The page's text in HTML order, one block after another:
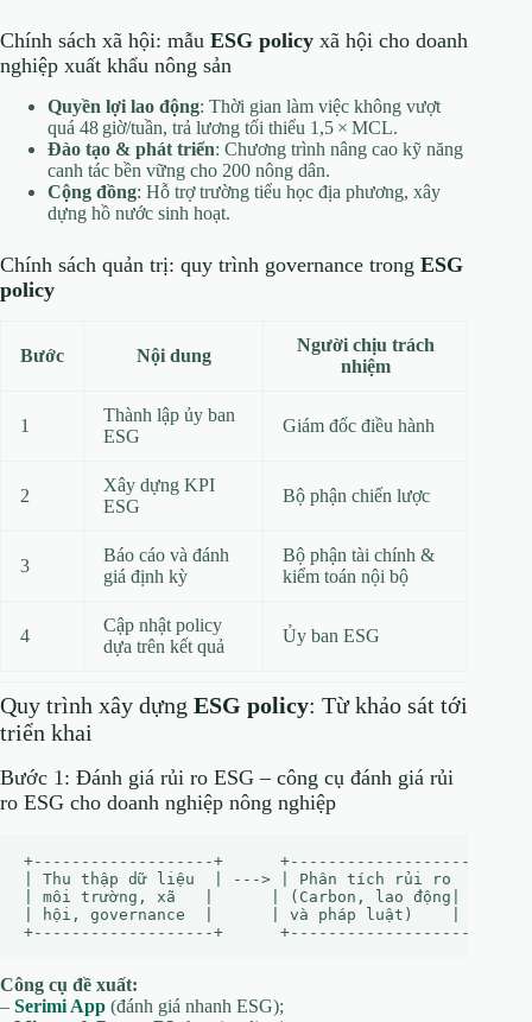
Chính sách xã hội: mẫu ESG policy xã hội cho doanh
nghiệp xuất khẩu nông sản
Quyền lợi lao động: Thời gian làm việc không vượt
quá 48 giờ/tuần, trả lương tối thiểu 1,5 × MCL.
Đào tạo & phát triển: Chương trình nâng cao kỹ năng
canh tác bền vững cho 200 nông dân.
Cộng đồng: Hỗ trợ trường tiểu học địa phương, xây
dựng hồ nước sinh hoạt.
Chính sách quản trị: quy trình governance trong ESG
policy
Bước Nội dung
Người chịu trách
nhiệm
1
Thành lập ủy ban
ESG
Giám đốc điều hành
2
Xây dựng KPI
ESG
Bộ phận chiến lược
3
Báo cáo và đánh
giá định kỳ
Bộ phận tài chính &
kiểm toán nội bộ
4
Cập nhật policy
dựa trên kết quả
Ủy ban ESG
Quy trình xây dựng ESG policy: Từ khảo sát tới
triển khai
Bước 1: Đánh giá rủi ro ESG – công cụ đánh giá rủi
ro ESG cho doanh nghiệp nông nghiệp
+-------------------+      +-------------------+
| Thu thập dữ liệu  | ---> | Phân tích rủi ro  | --->
| môi trường, xã   |      | (Carbon, lao động|
| hội, governance  |      | và pháp luật)    |
Công cụ đề xuất:
– Serimi App (đánh giá nhanh ESG);